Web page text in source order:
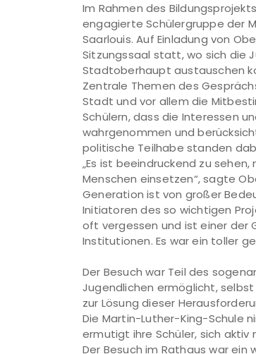
Im Rahmen des
engagierte Schülergruppe der
Saarlouis. Auf Einladung von
Sitzungssaal statt, wo sich die
Stadtoberhaupt austauschen
Zentrale Themen des
Stadt und vor allem die
Schülern, dass die Interessen
wahrgenommen und
politische Teilhabe standen
„Es ist beeindruckend zu
Menschen einsetzen“, sagte
Generation ist von großer
Initiatoren des so wichtigen
oft vergessen und ist einer der
Institutionen. Es war ein toller
Der Besuch war Teil des
Jugendlichen ermöglicht,
zur Lösung dieser
Die Martin-Luther-King-Schule
ermutigt ihre Schüler, sich
Der Besuch im Rathaus war